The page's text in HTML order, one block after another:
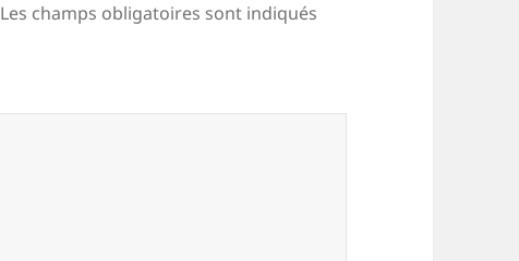
Les champs obligatoires sont indiqués